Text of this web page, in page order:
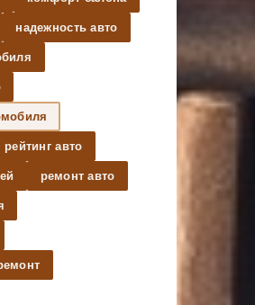
надежность авто
рейтинг авто
ремонт авто